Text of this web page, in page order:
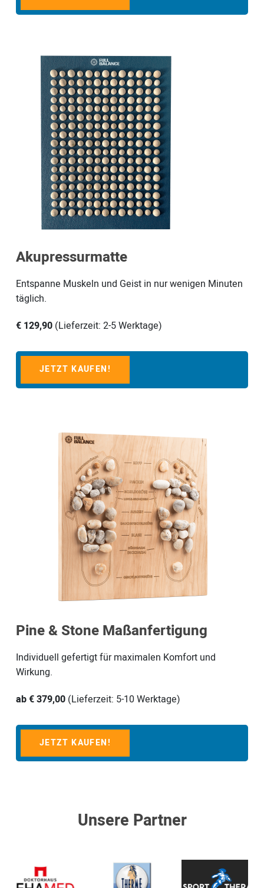
Akupressurmatte
Entspanne Muskeln und Geist in nur wenigen Minuten
täglich.
€ 129,90(Lieferzeit: 2-5 Werktage)
JETZT KAUFEN!
Pine & Stone Maßanfertigung
Individuell gefertigt für maximalen Komfort und
Wirkung.
ab € 379,00(Lieferzeit: 5-10 Werktage)
JETZT KAUFEN!
Unsere Partner